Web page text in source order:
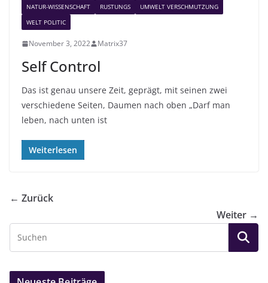
NATUR-WISSENSCHAFT RUSTUNGS
UMWELT VERSCHMUTZUNG
WELT POLITIC
November 3, 2022 Matrix37
Self Control
Das ist genau unsere Zeit, geprägt, mit seinen zwei
verschiedene Seiten, Daumen nach oben „Darf man
leben, nach unten ist
Weiterlesen
← Zurück
Weiter →